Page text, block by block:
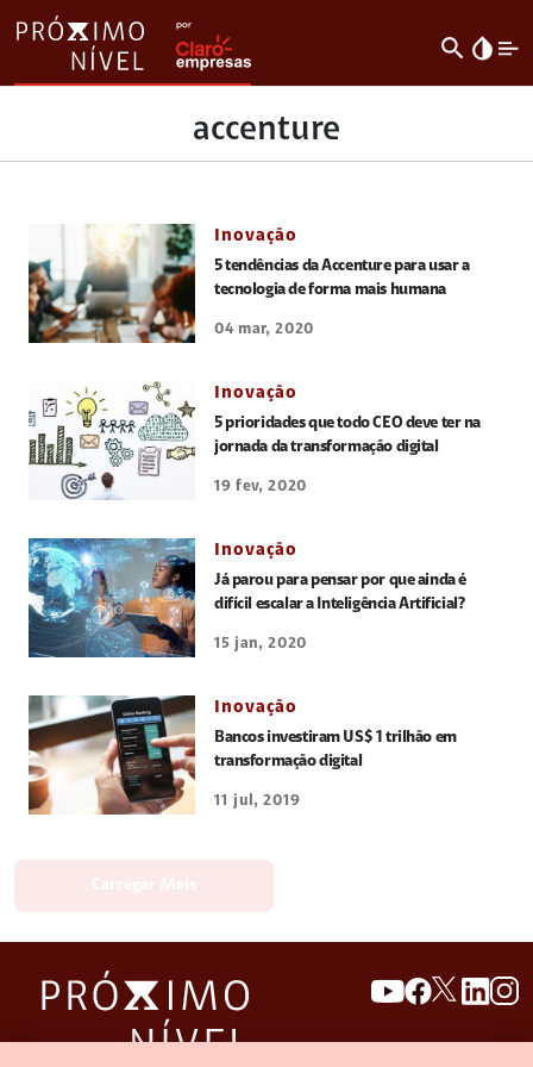
search invert_colors
accenture
Inovação
5 tendências da Accenture para usar a
tecnologia de forma mais humana
04 mar, 2020
Inovação
5 prioridades que todo CEO deve ter na
jornada da transformação digital
19 fev, 2020
Inovação
Já parou para pensar por que ainda é
difícil escalar a Inteligência Artificial?
15 jan, 2020
Inovação
Bancos investiram US$ 1 trilhão em
transformação digital
11 jul, 2019